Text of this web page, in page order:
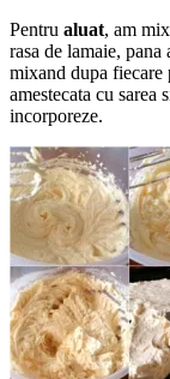
Pentru aluat, am
rasa de lamaie,
mixand dupa fiecare
amestecata cu
incorporeze.